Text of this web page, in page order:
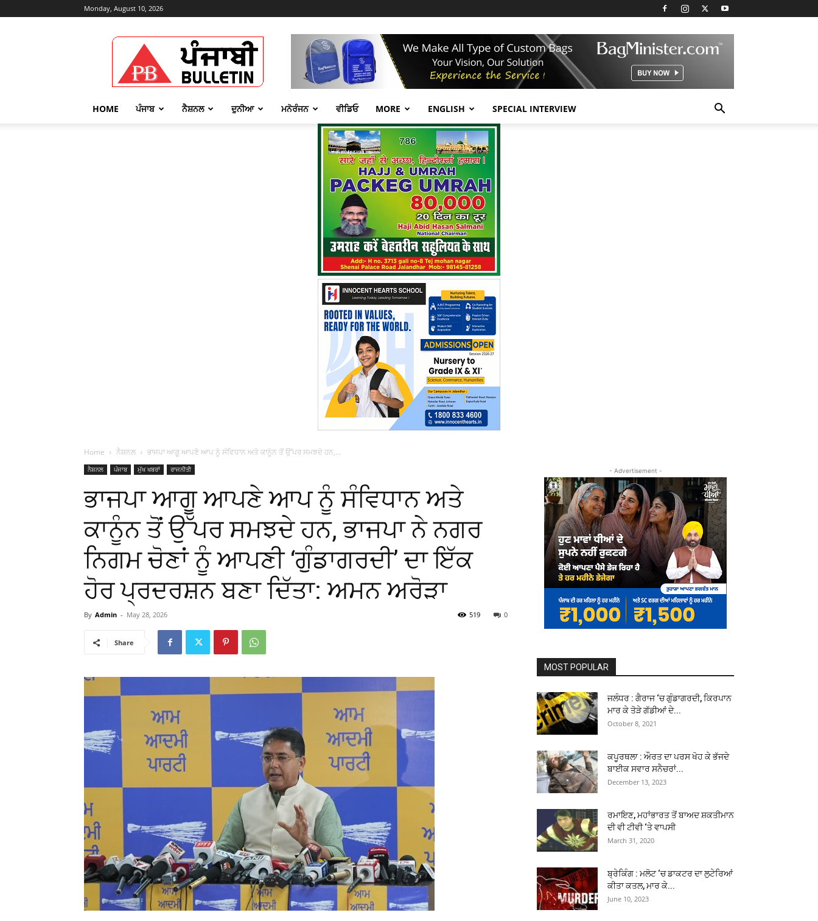
Monday, August 10, 2026
Punjabi
Bulletin
HOME ਪੰਜਾਬ ਨੈਸ਼ਨਲ ਦੁਨੀਆ ਮਨੋਰੰਜਨ ਵੀਡਿਓ MORE ENGLISH SPECIAL INTERVIEW
Home ਨੈਸ਼ਨਲ ਭਾਜਪਾ ਆਗੂ ਆਪਣੇ ਆਪ ਨੂੰ ਸੰਵਿਧਾਨ ਅਤੇ ਕਾਨੂੰਨ ਤੋਂ ਉੱਪਰ ਸਮਝਦੇ ਹਨ,...
ਨੈਸ਼ਨਲ ਪੰਜਾਬ ਮੁੱਖ ਖਬਰਾਂ ਰਾਜਨੀਤੀ
ਭਾਜਪਾ ਆਗੂ ਆਪਣੇ ਆਪ ਨੂੰ ਸੰਵਿਧਾਨ ਅਤੇ
ਕਾਨੂੰਨ ਤੋਂ ਉੱਪਰ ਸਮਝਦੇ ਹਨ, ਭਾਜਪਾ ਨੇ ਨਗਰ
ਨਿਗਮ ਚੋਣਾਂ ਨੂੰ ਆਪਣੀ ‘ਗੁੰਡਾਗਰਦੀ’ ਦਾ ਇੱਕ
ਹੋਰ ਪ੍ਰਦਰਸ਼ਨ ਬਣਾ ਦਿੱਤਾ: ਅਮਨ ਅਰੋੜਾ
By Admin - May 28, 2026 0
519
Share
- Advertisement -
MOST POPULAR
ਜਲੰਧਰ : ਗੈਰਾਜ ‘ਚ ਗੁੰਡਾਗਰਦੀ, ਕਿਰਪਾਨ
ਮਾਰ ਕੇ ਤੋੜੇ ਗੱਡੀਆਂ ਦੇ...
October 8, 2021
ਕਪੂਰਥਲਾ : ਔਰਤ ਦਾ ਪਰਸ ਖੋਹ ਕੇ ਭੱਜਦੇ
ਬਾਈਕ ਸਵਾਰ ਸਨੈਚਰਾਂ...
December 13, 2023
ਰਮਾਇਣ, ਮਹਾਂਭਾਰਤ ਤੋਂ ਬਾਅਦ ਸ਼ਕਤੀਮਾਨ
ਦੀ ਵੀ ਟੀਵੀ ‘ਤੇ ਵਾਪਸੀ
March 31, 2020
ਬ੍ਰੇਕਿੰਗ : ਮਲੋਟ ‘ਚ ਡਾਕਟਰ ਦਾ ਲੁਟੇਰਿਆਂ
ਕੀਤਾ ਕਤਲ, ਮਾਰ ਕੇ...
June 10, 2023